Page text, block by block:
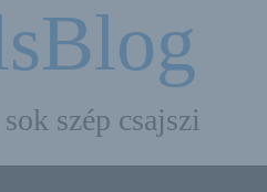
szép csajszi